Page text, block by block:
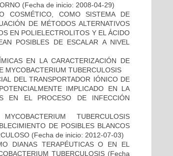
(Fecha de inicio: 2008-04-29)
COSMÉTICO, COMO SISTEMA DE
DE MÉTODOS ALTERNATIVOS
EN POLIELECTROLITOS Y EL ÁCIDO
POSIBLES DE ESCALAR A NIVEL
EN LA CARACTERIZACIÓN DE
MYCOBACTERIUM TUBERCULOSIS
DEL TRANSPORTADOR IÓNICO DE
IMPLICADO EN LA
EN EL PROCESO DE INFECCIÓN
TUBERCULOSIS
DE POSIBLES BLANCOS
(Fecha de inicio: 2012-07-03)
DIANAS TERAPÉUTICAS O EN EL
TUBERCULOSIS (Fecha